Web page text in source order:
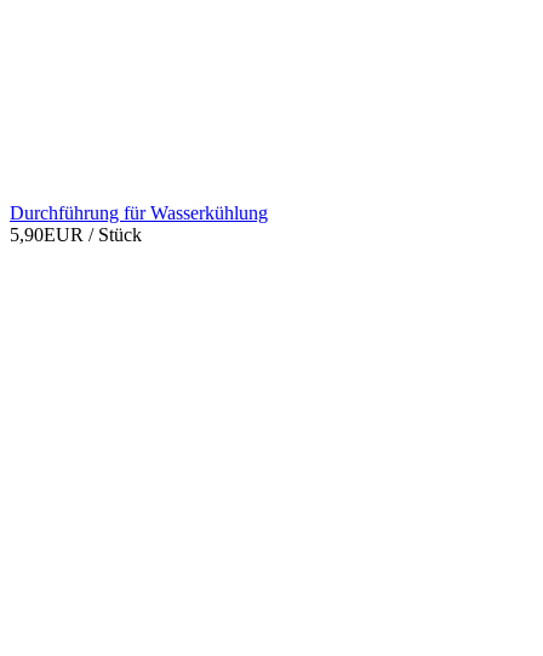
Durchführung für Wasserkühlung
5,90EUR / Stück